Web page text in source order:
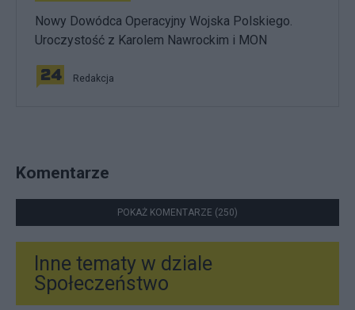
Nowy Dowódca Operacyjny Wojska Polskiego.
Uroczystość z Karolem Nawrockim i MON
Redakcja
Komentarze
POKAŻ KOMENTARZE (250)
Inne tematy w dziale
Społeczeństwo